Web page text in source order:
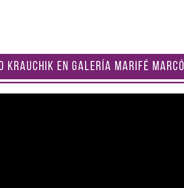
KRAUCHIK EN GALERÍA MARIFÉ MARCÓ